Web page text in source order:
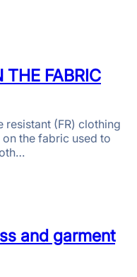
THE FABRIC
resistant (FR) clothing
the fabric used to
and garment